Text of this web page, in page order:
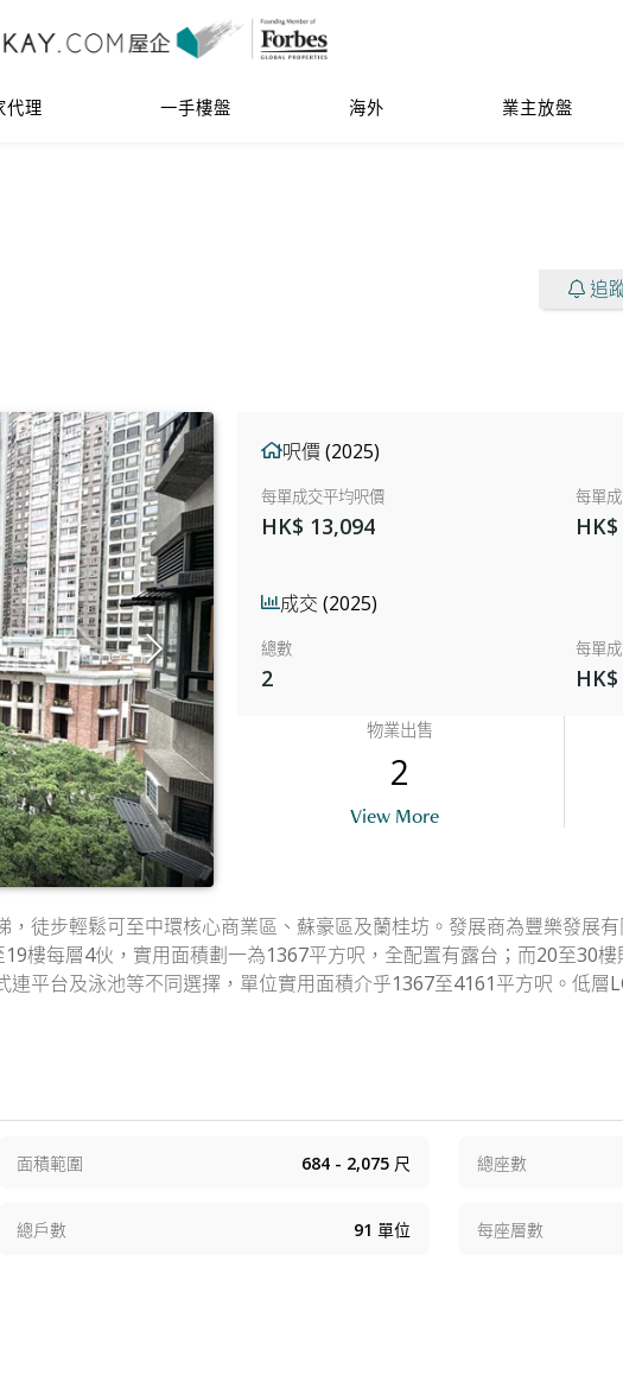
代理 一手樓盤 海外 業主放盤
追
呎價 (2025)
每單成交平均呎價
HK$ 13,094
每單
成交 (2025)
總數
2
每單
物業出售
2
View More
徒步輕鬆可至中環核心商業區、蘇豪區及蘭桂坊。發展商為豐樂發展
樓每層4伙，實用面積劃一為1367平方呎，全配置有露台；而20至30
平台及泳池等不同選擇，單位實用面積介乎1367至4161平方呎。低層
面積範圍 684 - 2,075 尺 總座數
總戶數 91 單位 每座層數